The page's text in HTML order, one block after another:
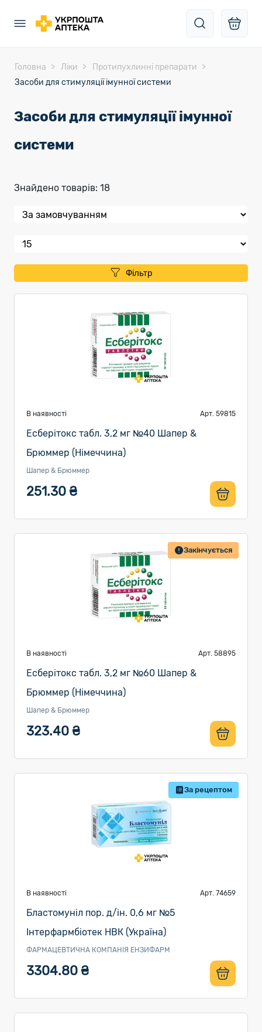
Головна Ліки
Протипухлинні препарати
Засоби для стимуляції імунної системи
Засоби для стимуляції імунної
системи
Знайдено товарів: 18
Фільтр
В наявності Арт. 59815
Есберітокс табл. 3,2 мг №40 Шапер &
Брюммер (Німеччина)
Шапер & Брюммер
251.30 ₴
Закінчується
В наявності Арт. 58895
Есберітокс табл. 3,2 мг №60 Шапер &
Брюммер (Німеччина)
Шапер & Брюммер
323.40 ₴
За рецептом
В наявності Арт. 74659
Бластомуніл пор. д/ін. 0,6 мг №5
Інтерфармбіотек НВК (Україна)
ФАРМАЦЕВТИЧНА КОМПАНІЯ ЕНЗИФАРМ
3304.80 ₴